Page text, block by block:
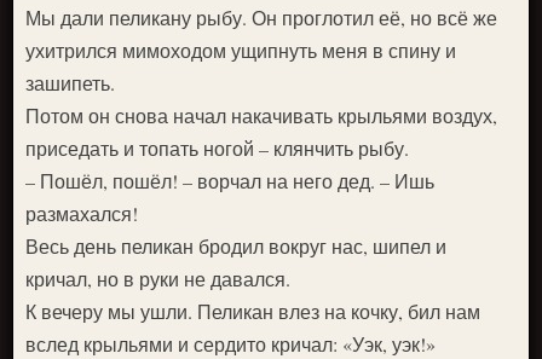
Мы дали пеликану рыбу. Он проглотил её, но всё же
ухитрился мимоходом ущипнуть меня в спину и
зашипеть.
Потом он снова начал накачивать крыльями воздух,
приседать и топать ногой – клянчить рыбу.
– Пошёл, пошёл! – ворчал на него дед. – Ишь
размахался!
Весь день пеликан бродил вокруг нас, шипел и
кричал, но в руки не давался.
К вечеру мы ушли. Пеликан влез на кочку, бил нам
вслед крыльями и сердито кричал: «Уэк, уэк!»